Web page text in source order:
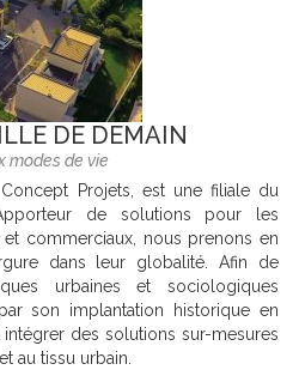
DE DEMAIN
modes de vie
Projets, est une filiale du
de solutions pour les
commerciaux, nous prenons en
dans leur globalité. Afin de
urbaines et sociologiques
son implantation historique en
intégrer des solutions sur-mesures
au tissu urbain.